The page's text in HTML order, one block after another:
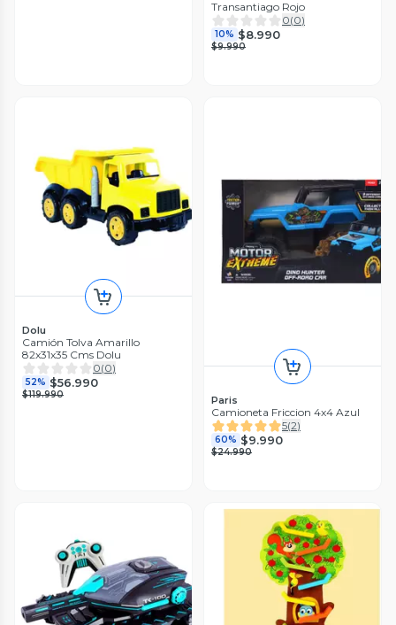
Transantiago Rojo
0(0)
10% $8.990
$9.990
Dolu
Camión Tolva Amarillo
82x31x35 Cms Dolu
0(0)
52% $56.990
$119.990 Paris
Camioneta Friccion 4x4 Azul
5(2)
60% $9.990
$24.990